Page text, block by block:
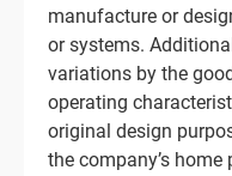
manufacture or
or systems.
variations by the
operating
original design
the company’s